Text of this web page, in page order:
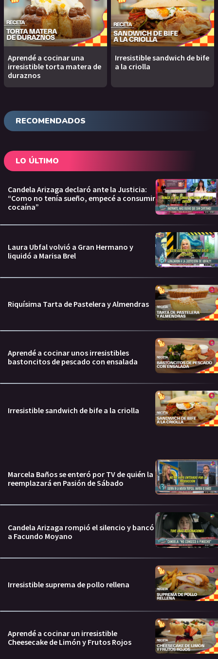
Aprendé a cocinar una
irresistible torta matera de
duraznos
Irresistible sandwich de bife
a la criolla
RECOMENDADOS
LO ÚLTIMO
Candela Arizaga declaró ante la Justicia:
“Como no tenía sueño, empecé a consumir
cocaína”
Laura Ubfal volvió a Gran Hermano y
liquidó a Marisa Brel
Riquísima Tarta de Pastelera y Almendras
Aprendé a cocinar unos irresistibles
bastoncitos de pescado con ensalada
Irresistible sandwich de bife a la criolla
Marcela Baños se enteró por TV de quién la
reemplazará en Pasión de Sábado
Candela Arizaga rompió el silencio y bancó
a Facundo Moyano
Irresistible suprema de pollo rellena
Aprendé a cocinar un irresistible
Cheesecake de Limón y Frutos Rojos